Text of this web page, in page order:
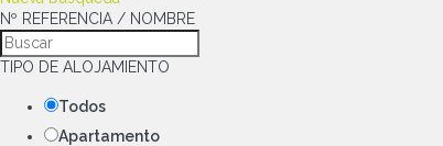
Nº REFERENCIA / NOMBRE
TIPO DE ALOJAMIENTO
Todos
Apartamento